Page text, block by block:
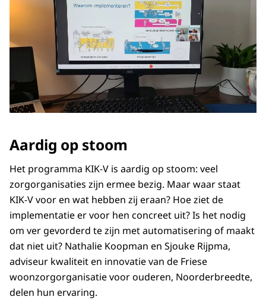
Aardig op stoom
Het programma KIK-V is aardig op stoom: veel
zorgorganisaties zijn ermee bezig. Maar waar staat
KIK-V voor en wat hebben zij eraan? Hoe ziet de
implementatie er voor hen concreet uit? Is het nodig
om ver gevorderd te zijn met automatisering of maakt
dat niet uit? Nathalie Koopman en Sjouke Rijpma,
adviseur kwaliteit en innovatie van de Friese
woonzorgorganisatie voor ouderen, Noorderbreedte,
delen hun ervaring.